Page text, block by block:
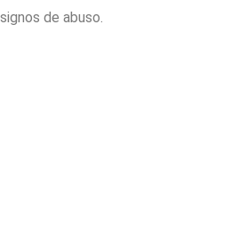
de abuso.